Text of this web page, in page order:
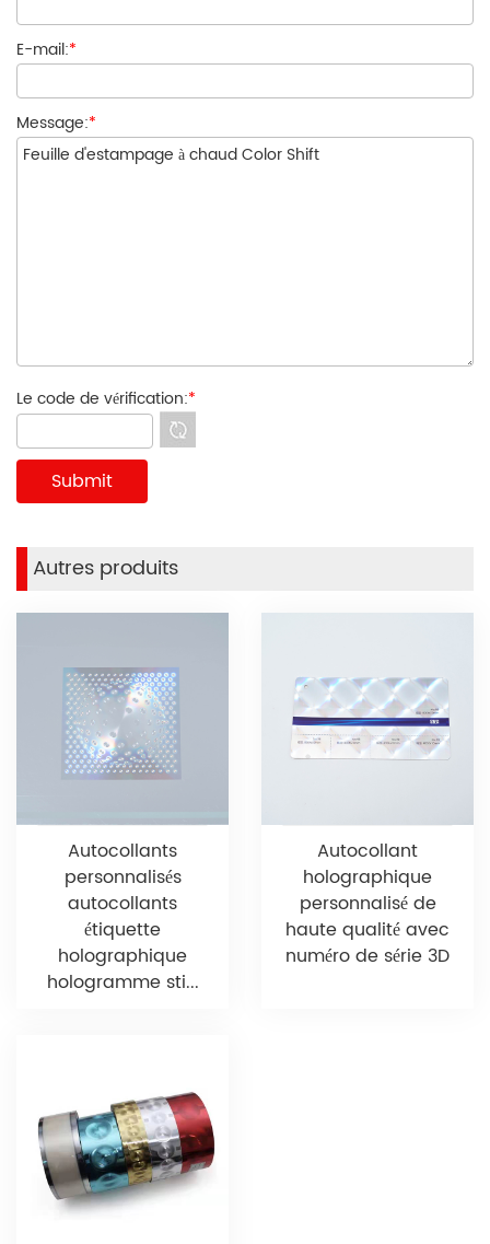
E-mail:*
Message:*
Le code de vérification:*
Autres produits
Autocollants
personnalisés
autocollants
étiquette
holographique
hologramme sti...
Autocollant
holographique
personnalisé de
haute qualité avec
numéro de série 3D